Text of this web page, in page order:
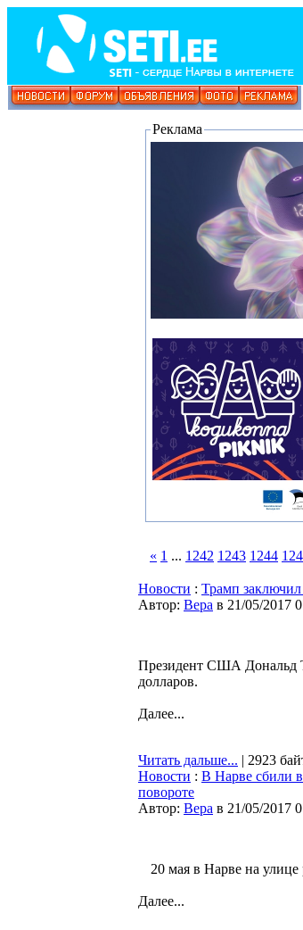
Реклама
« 1 ... 1242 1243 1244
Новости : Трамп
Автор: Bepa в 21/05/2017
Президент США Дональд
долларов.
Далее...
Читать дальше... | 2923
Новости : В Нарве сбили
повороте
Автор: Bepa в 21/05/2017
20 мая в Нарве на
Далее...